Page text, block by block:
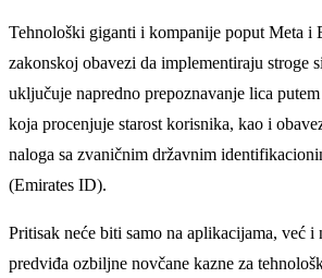
Tehnološki giganti i kompanije poput Meta i
zakonskoj obavezi da implementiraju stroge
uključuje napredno prepoznavanje lica
koja procenjuje starost korisnika, kao i
naloga sa zvaničnim državnim
(Emirates ID).
Pritisak neće biti samo na aplikacijama, već i
predviđa ozbiljne novčane kazne za